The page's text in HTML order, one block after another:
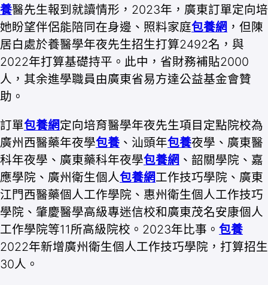
養醫先生報到就讀情形，2023年，廣東訂單定向培
她盼望伴侶能陪同在身邊、照料家庭包養網 ，但陳
居白處於養醫學年夜先生招生打算2492名，與
2022年打算基礎持平。此中，省財務補貼2000
人，其余進學職員由廣東省易方達公益基金會贊
助。
訂單包養網定向培育醫學年夜先生項目定點院校為
廣州西醫藥年夜學包養 、汕頭年包養夜學、廣東醫
科年夜學、廣東藥科年夜學包養網 、韶關學院、嘉
應學院、廣州衛生個人包養網工作技巧學院、廣東
江門西醫藥個人工作學院、惠州衛生個人工作技巧
學院、肇慶醫學高級專迷信校和廣東茂名安康個人
工作學院等11所高級院校。2023年比事。 包養
2022年新增廣州衛生個人工作技巧學院，打算招生
30人。